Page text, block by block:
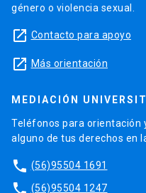
género o violencia sexual.
launch Contacto para apoyo
launch Más orientación
MEDIACIÓN
Teléfonos para orientación
alguno de tus derechos en
phone (56)95504 1691
phone (56)95504 1247